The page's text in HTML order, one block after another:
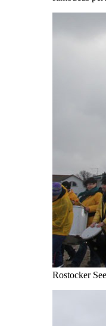
Rostocker